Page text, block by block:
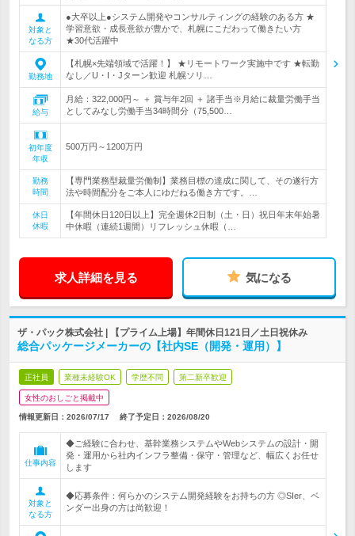
対象と
なる方
●大卒以上●システム開発やコンサルティングの経験のある方 ★
学習意欲・成長意欲が豊かで、札幌にこだわって働きたい方
★30代活躍中
勤務地
【札幌×先端領域で活躍！】 ★リモートワーク実施中です ★転勤
なし／U・I・Jターン歓迎 札幌ソリ…
給与
月給：322,000円～ ＋ 賞与年2回 ＋ 諸手当※月給に裁量労働手当
としてみなし労働手当34時間分（75,500…
初年度
年収
500万円～1200万円
勤務
時間
【専門業務型裁量労働制】業務目標の達成に関して、その遂行方
法や時間配分をご本人にゆだねる働き方です。…
休日
休暇
【年間休日120日以上】完全週休2日制（土・日）祝日年末年始暑
中休暇（連続1週間）リフレッシュ休暇（…
求人詳細を見る 気になる
ザ・パック株式会社 | 【プライム上場】年間休日121日／土日祝休み
総合パッケージメーカーの【社内SE（開発・運用）】
正社員 業種未経験OK 学歴不問 第二新卒歓迎
女性のおしごと掲載中
情報更新日：2026/07/17 終了予定日： 2026/08/20
仕事内容
◆ご経験に合わせ、基幹業務システムやWebシステムの設計・開
発・運用から社内インフラ整備・保守・管理など、幅広くお任せ
します
対象と
なる方
◆応募条件：何らかのシステム開発経験をお持ちの方 ◎SIer、ベ
ンダー出身の方は尚歓迎！